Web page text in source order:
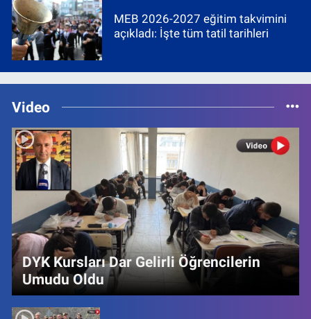
MEB 2026-2027 eğitim takvimini
açıkladı: İşte tüm tatil tarihleri
Video
DYK Kursları Dar Gelirli Öğrencilerin
Umudu Oldu